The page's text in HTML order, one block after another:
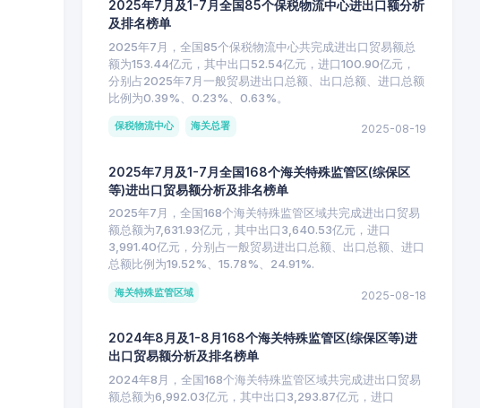
2025年7月及1-7月全国85个保税物流中心进出口额分析
及排名榜单
2025年7月，全国85个保税物流中心共完成进出口贸易额总
额为153.44亿元，其中出口52.54亿元，进口100.90亿元，
分别占2025年7月一般贸易进出口总额、出口总额、进口总额
比例为0.39%、0.23%、0.63%。
保税物流中心 海关总署 2025-08-19
2025年7月及1-7月全国168个海关特殊监管区(综保区
等)进出口贸易额分析及排名榜单
2025年7月，全国168个海关特殊监管区域共完成进出口贸易
额总额为7,631.93亿元，其中出口3,640.53亿元，进口
3,991.40亿元，分别占一般贸易进出口总额、出口总额、进口
总额比例为19.52%、15.78%、24.91%.
海关特殊监管区域 2025-08-18
2024年8月及1-8月168个海关特殊监管区(综保区等)进
出口贸易额分析及排名榜单
2024年8月，全国168个海关特殊监管区域共完成进出口贸易
额总额为6,992.03亿元，其中出口3,293.87亿元，进口